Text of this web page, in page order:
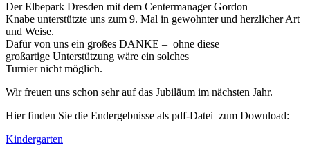
Der Elbepark Dresden mit dem Centermanager Gordon
Knabe unterstützte uns zum 9. Mal in gewohnter und herzlicher Art
und Weise.
Dafür von uns ein großes DANKE – ohne diese
großartige Unterstützung wäre ein solches
Turnier nicht möglich.
Wir freuen uns schon sehr auf das Jubiläum im nächsten Jahr.
Hier finden Sie die Endergebnisse als pdf-Datei zum Download:
Kindergarten